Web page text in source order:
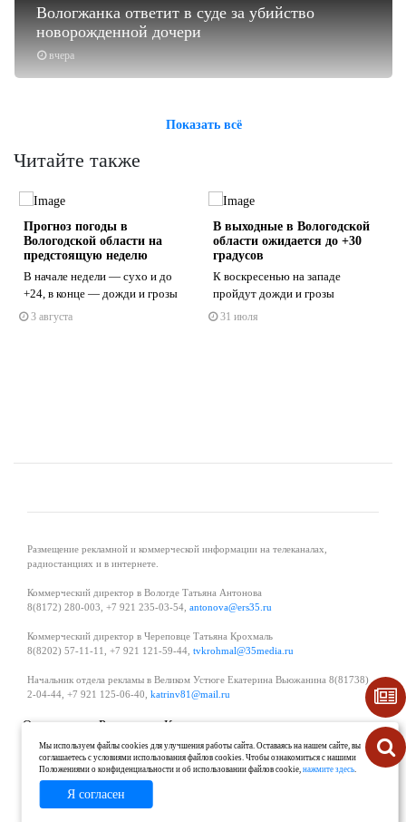
вчера
Вологжанка ответит в суде за убийство
новорожденной дочери
Показать всё
Читайте также
Прогноз погоды в
Вологодской области на
предстоящую неделю
В начале недели — сухо и до
+24, в конце — дожди и грозы
3 августа
В выходные в Вологодской
области ожидается до +30
градусов
К воскресенью на западе
пройдут дожди и грозы
31 июля
Размещение рекламной и коммерческой информации на телеканалах,
радиостанциях и в интернете.
Коммерческий директор в Вологде Татьяна Антонова
8(8172) 280-003, +7 921 235-03-54, antonova@ers35.ru
Коммерческий директор в Череповце Татьяна Крохмаль
8(8202) 57-11-11, +7 921 121-59-44, tvkrohmal@35media.ru
Начальник отдела рекламы в Великом Устюге Екатерина Вьюжанина 8(81738)
2-04-44, +7 921 125-06-40, katrinv81@mail.ru
О проекте Реклама
Контакты
Политика в области обработки и защиты персональных данных
Мы используем файлы cookies для улучшения работы сайта. Оставаясь на нашем сайте, вы
соглашаетесь с условиями использования файлов cookies. Чтобы ознакомиться с нашими
Положениями о конфиденциальности и об использовании файлов cookie,нажмите здесь.
Я согласен